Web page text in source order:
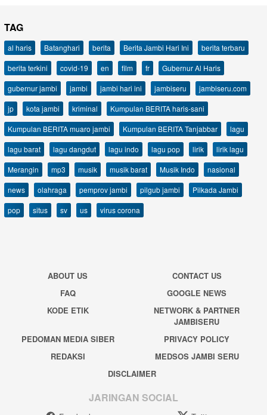
TAG
al haris Batanghari berita Berita Jambi Hari Ini
berita terbaru
berita terkini
covid-19 en film fr
Gubernur Al Haris
gubernur jambi
jambi jambi hari ini jambiseru
jambiseru.com
jp
kota jambi kriminal
Kumpulan BERITA haris-sani
Kumpulan BERITA muaro jambi
Kumpulan BERITA Tanjabbar
lagu
lagu barat
lagu dangdut lagu indo lagu pop lirik
lirik lagu
Merangin
mp3 musik musik barat Musik Indo
nasional
news
olahraga pemprov jambi pilgub jambi
Pilkada Jambi
pop
situs sv us virus corona
ABOUT US
CONTACT US
FAQ
GOOGLE NEWS
KODE ETIK
NETWORK & PARTNER
JAMBISERU
PEDOMAN MEDIA SIBER
PRIVACY POLICY
REDAKSI
MEDSOS JAMBI SERU
DISCLAIMER
JARINGAN SOCIAL